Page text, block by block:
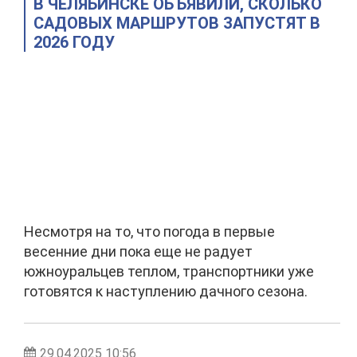
В ЧЕЛЯБИНСКЕ ОБЪЯВИЛИ, СКОЛЬКО
САДОВЫХ МАРШРУТОВ ЗАПУСТЯТ В
2026 ГОДУ
Несмотря на то, что погода в первые
весенние дни пока еще не радует
южноуральцев теплом, транспортники уже
готовятся к наступлению дачного сезона.
29.04.2025 10:56